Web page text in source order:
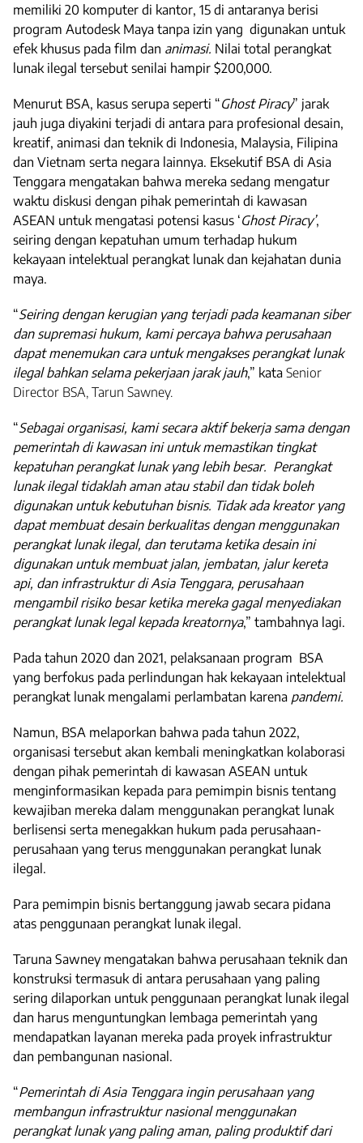
memiliki 20 komputer di kantor, 15 di antaranya berisi
program Autodesk Maya tanpa izin yang digunakan untuk
efek khusus pada film dan animasi. Nilai total perangkat
lunak ilegal tersebut senilai hampir $200,000.
Menurut BSA, kasus serupa seperti “Ghost Piracy” jarak
jauh juga diyakini terjadi di antara para profesional desain,
kreatif, animasi dan teknik di Indonesia, Malaysia, Filipina
dan Vietnam serta negara lainnya. Eksekutif BSA di Asia
Tenggara mengatakan bahwa mereka sedang mengatur
waktu diskusi dengan pihak pemerintah di kawasan
ASEAN untuk mengatasi potensi kasus ‘Ghost Piracy’,
seiring dengan kepatuhan umum terhadap hukum
kekayaan intelektual perangkat lunak dan kejahatan dunia
maya.
“Seiring dengan kerugian yang terjadi pada keamanan siber
dan supremasi hukum, kami percaya bahwa perusahaan
dapat menemukan cara untuk mengakses perangkat lunak
ilegal bahkan selama pekerjaan jarak jauh,” kata Senior
Director BSA, Tarun Sawney.
“Sebagai organisasi, kami secara aktif bekerja sama dengan
pemerintah di kawasan ini untuk memastikan tingkat
kepatuhan perangkat lunak yang lebih besar. Perangkat
lunak ilegal tidaklah aman atau stabil dan tidak boleh
digunakan untuk kebutuhan bisnis. Tidak ada kreator yang
dapat membuat desain berkualitas dengan menggunakan
perangkat lunak ilegal, dan terutama ketika desain ini
digunakan untuk membuat jalan, jembatan, jalur kereta
api, dan infrastruktur di Asia Tenggara, perusahaan
mengambil risiko besar ketika mereka gagal menyediakan
perangkat lunak legal kepada kreatornya,” tambahnya lagi.
Pada tahun 2020 dan 2021, pelaksanaan program BSA
yang berfokus pada perlindungan hak kekayaan intelektual
perangkat lunak mengalami perlambatan karena pandemi.
Namun, BSA melaporkan bahwa pada tahun 2022,
organisasi tersebut akan kembali meningkatkan kolaborasi
dengan pihak pemerintah di kawasan ASEAN untuk
menginformasikan kepada para pemimpin bisnis tentang
kewajiban mereka dalam menggunakan perangkat lunak
berlisensi serta menegakkan hukum pada perusahaan-
perusahaan yang terus menggunakan perangkat lunak
ilegal.
Para pemimpin bisnis bertanggung jawab secara pidana
atas penggunaan perangkat lunak ilegal.
Taruna Sawney mengatakan bahwa perusahaan teknik dan
konstruksi termasuk di antara perusahaan yang paling
sering dilaporkan untuk penggunaan perangkat lunak ilegal
dan harus menguntungkan lembaga pemerintah yang
mendapatkan layanan mereka pada proyek infrastruktur
dan pembangunan nasional.
“Pemerintah di Asia Tenggara ingin perusahaan yang
membangun infrastruktur nasional menggunakan
perangkat lunak yang paling aman, paling produktif dari